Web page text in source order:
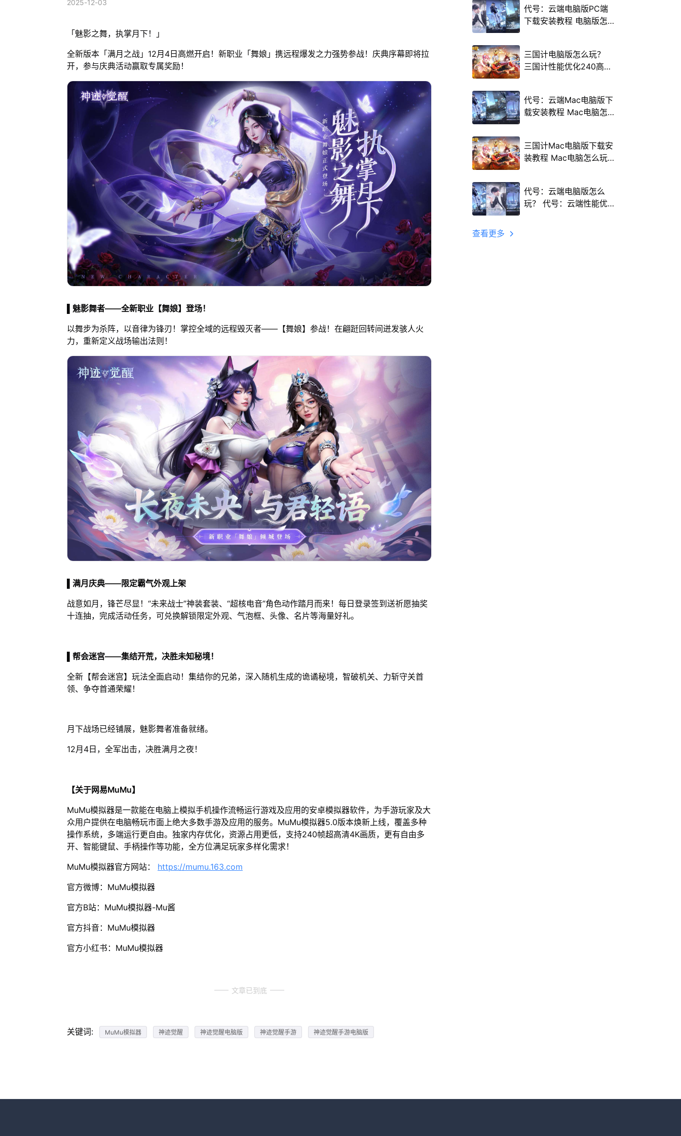
2025-12-03
「魅影之舞，执掌月下！」
全新版本「满月之战」12月4日高燃开启！新职业「舞娘」携远程爆发之力强势参战！庆典序幕即将拉
开，参与庆典活动赢取专属奖励！
▌魅影舞者——全新职业【舞娘】登场！
以舞步为杀阵，以音律为锋刃！掌控全域的远程毁灭者——【舞娘】参战！在翩跹回转间迸发骇人火
力，重新定义战场输出法则！
▌满月庆典——限定霸气外观上架
战意如月，锋芒尽显！“未来战士”神装套装、“超核电音”角色动作踏月而来！每日登录签到送祈愿抽奖
十连抽，完成活动任务，可兑换解锁限定外观、气泡框、头像、名片等海量好礼。
▌帮会迷宫——集结开荒，决胜未知秘境！
全新【帮会迷宫】玩法全面启动！集结你的兄弟，深入随机生成的诡谲秘境，智破机关、力斩守关首
领、争夺首通荣耀！
月下战场已经铺展，魅影舞者准备就绪。
12月4日，全军出击，决胜满月之夜！
【关于网易MuMu】
MuMu模拟器是一款能在电脑上模拟手机操作流畅运行游戏及应用的安卓模拟器软件，为手游玩家及大
众用户提供在电脑畅玩市面上绝大多数手游及应用的服务。MuMu模拟器5.0版本焕新上线，覆盖多种
操作系统，多端运行更自由。独家内存优化，资源占用更低，支持240帧超高清4K画质，更有自由多
开、智能键鼠、手柄操作等功能，全方位满足玩家多样化需求！
MuMu模拟器官方网站： https://mumu.163.com
官方微博：MuMu模拟器
官方B站：MuMu模拟器-Mu酱
官方抖音：MuMu模拟器
官方小红书：MuMu模拟器
文章已到底
关键词: MuMu模拟器 神迹觉醒 神迹觉醒电脑版 神迹觉醒手游 神迹觉醒手游电脑版
代号：云端电脑版PC端
下载安装教程 电脑版怎
三国计电脑版怎么玩？
三国计性能优化240高帧
代号：云端Mac电脑版下
载安装教程 Mac电脑怎
三国计Mac电脑版下载安
装教程 Mac电脑怎么玩
代号：云端电脑版怎么
玩？ 代号：云端性能优
查看更多